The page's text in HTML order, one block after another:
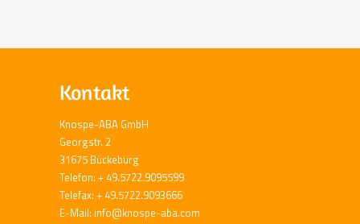
Kontakt
Knospe-ABA GmbH
Georgstr. 2
31675 Bückeburg
Telefon: + 49.5722.9095599
Telefax: + 49.5722.9093666
E-Mail: info@knospe-aba.com